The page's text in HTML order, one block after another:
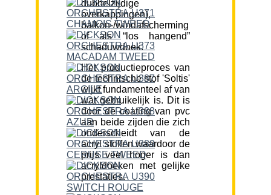
dubbelzijdige
overkappingen),
balkon-/windafscherming
of als “los hangend”
schaduwdoek.
Het productieproces van
de technische stof 'Soltis'
wijkt fundamenteel af van
wat gebruikelijk is. Dit is
door de coating van pvc
aan beide zijden die zich
onderscheidt van de
acryl stoffen waardoor de
prijs veel hoger is dan
acryldoeken met gelijke
prestaties.